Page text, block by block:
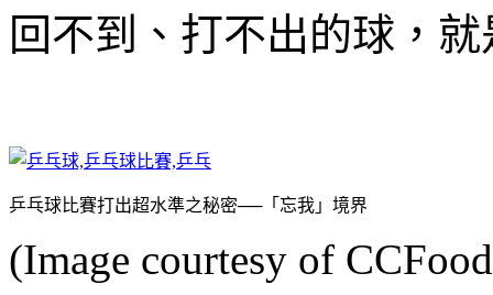
回不到、打不出的球，
乒乓球比賽打出超水準之秘密──「忘我」境界
(Image courtesy of